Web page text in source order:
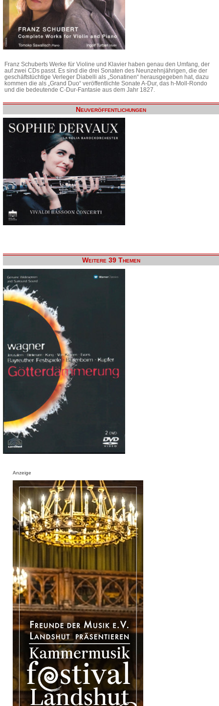
Franz Schuberts Werke für Violine und Klavier haben genau den Umfang, der
auf zwei CDs passt. Es sind die drei Sonaten des Neunzehnjährigen, die der
geschäftstüchtige Verleger Diabelli als „Sonatinen“ herausgegeben hat, dazu
kommen die als „Grand Duo“ veröffentlichte Sonate A-Dur, das h-Moll-Rondo
und die bedeutende C-Dur-Fantasie aus dem Jahr 1827.
Neuveröffentlichungen
Weitere 39 Themen
Anzeige